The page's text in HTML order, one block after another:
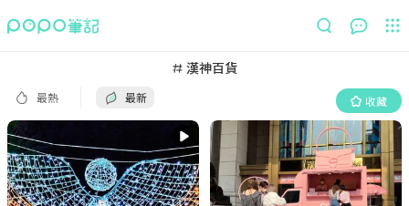
漢神百貨
最熱 最新 收藏
收藏